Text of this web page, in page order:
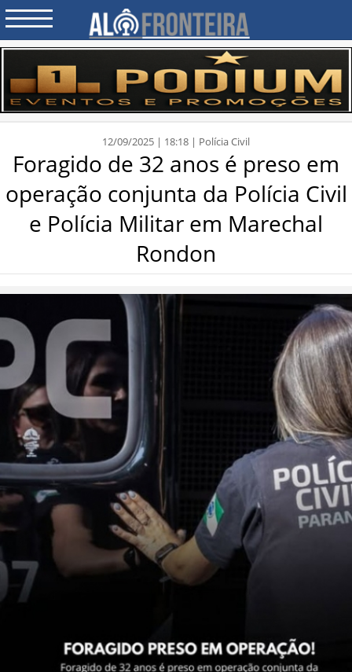
12/09/2025 | 18:18 | Polícia Civil
Foragido de 32 anos é preso em
operação conjunta da Polícia Civil
e Polícia Militar em Marechal
Rondon